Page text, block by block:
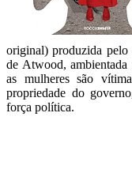
original) produzida
de Atwood,
as mulheres são
propriedade do
força política.